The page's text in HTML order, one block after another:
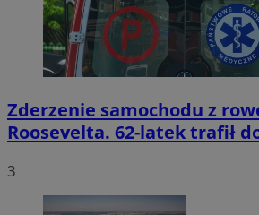
Zderzenie samochodu z
Roosevelta. 62-latek trafił
3